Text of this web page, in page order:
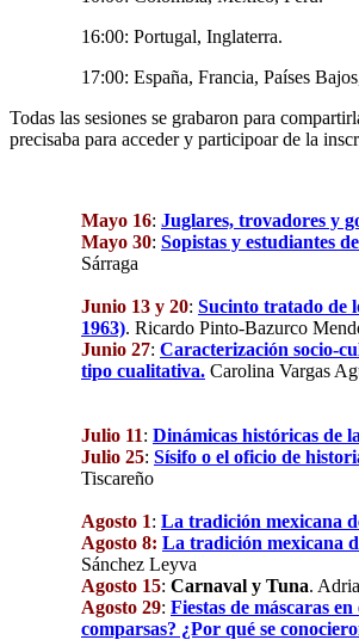
16:00: Portugal, Inglaterra.
17:00: España, Francia, Países
Todas las sesiones se grabaron para
precisaba para acceder y participoar de la
Mayo 16: Juglares, trovadores y
Mayo 30: Sopistas y estudiantes
Sárraga
Junio 13 y 20: Sucinto tratado de
1963). Ricardo Pinto-Bazurco
Junio 27: Caracterización socio-
tipo cualitativa. Carolina Vargas
Julio 11: Dinámicas históricas de
Julio 25: Sísifo o el oficio de
Tiscareño
Agosto 1: La tradición mexicana
Agosto 8: La tradición mexicana
Sánchez Leyva
Agosto 15: Carnaval y Tuna.
Agosto 29: Fiestas de máscaras
comparsas? ¿Por qué se